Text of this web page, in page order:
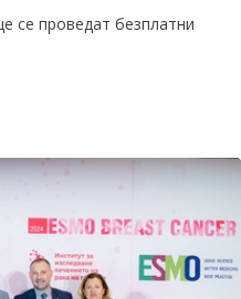
се проведат безплатни